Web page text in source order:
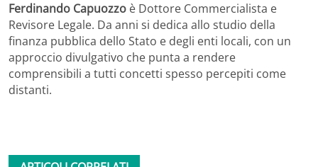
Ferdinando Capuozzo è Dottore Commercialista e
Revisore Legale. Da anni si dedica allo studio della
finanza pubblica dello Stato e degli enti locali, con un
approccio divulgativo che punta a rendere
comprensibili a tutti concetti spesso percepiti come
distanti.